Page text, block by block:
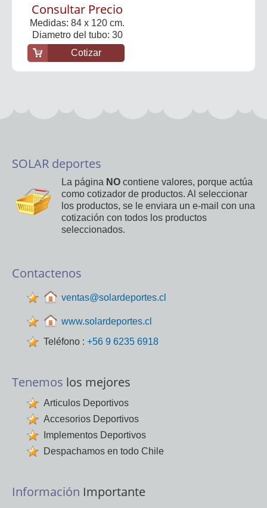
Consultar Precio
Medidas: 84 x 120 cm.
Diametro del tubo: 30
mm.
Cotizar
SOLAR deportes
La página NO contiene valores, porque actúa
como cotizador de productos. Al seleccionar
los productos, se le enviara un e-mail con una
cotización con todos los productos
seleccionados.
Contactenos
ventas@solardeportes.cl
www.solardeportes.cl
Teléfono : +56 9 6235 6918
Tenemos los mejores
Articulos Deportivos
Accesorios Deportivos
Implementos Deportivos
Despachamos en todo Chile
Información Importante